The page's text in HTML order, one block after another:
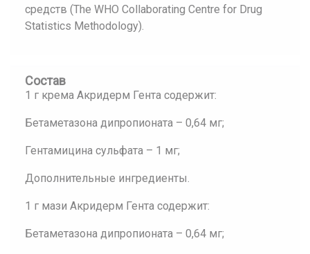
средств (The WHO Collaborating Centre for Drug
Statistics Methodology).
Состав
1 г крема Акридерм Гента содержит:
Бетаметазона дипропионата – 0,64 мг;
Гентамицина сульфата – 1 мг;
Дополнительные ингредиенты.
1 г мази Акридерм Гента содержит:
Бетаметазона дипропионата – 0,64 мг;